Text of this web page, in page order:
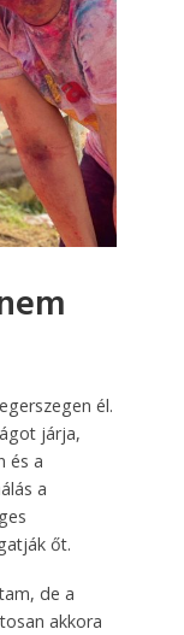
él.
járja,
és a
a
őt.
de a
akkora